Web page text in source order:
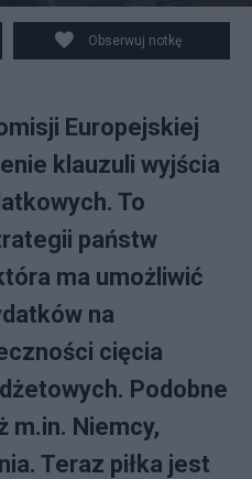
Obserwuj notkę
Europejskiej
klauzuli wyjścia
To
państw
ma umożliwić
na
cięcia
Podobne
m.in. Niemcy,
Teraz piłka jest